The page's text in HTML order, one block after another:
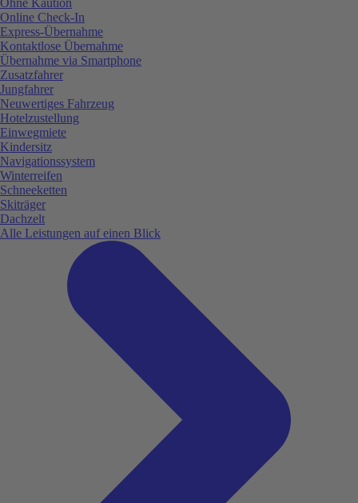
Online Check-In
Express-Übernahme
Kontaktlose Übernahme
Übernahme via Smartphone
Zusatzfahrer
Jungfahrer
Neuwertiges Fahrzeug
Hotelzustellung
Einwegmiete
Kindersitz
Navigationssystem
Winterreifen
Schneeketten
Skiträger
Dachzelt
Alle Leistungen auf einen Blick